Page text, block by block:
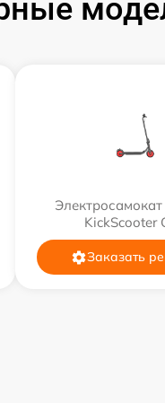
KickScooter
Заказать